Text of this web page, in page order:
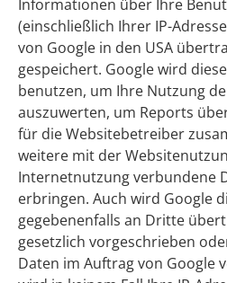
Informationen über Ihre
(einschließlich Ihrer IP-
von Google in den USA
gespeichert. Google wird
benutzen, um Ihre Nutzung
auszuwerten, um Reports
für die Websitebetreiber
weitere mit der
Internetnutzung verbundene
erbringen. Auch wird Google
gegebenenfalls an Dritte
gesetzlich vorgeschrieben
Daten im Auftrag von Google